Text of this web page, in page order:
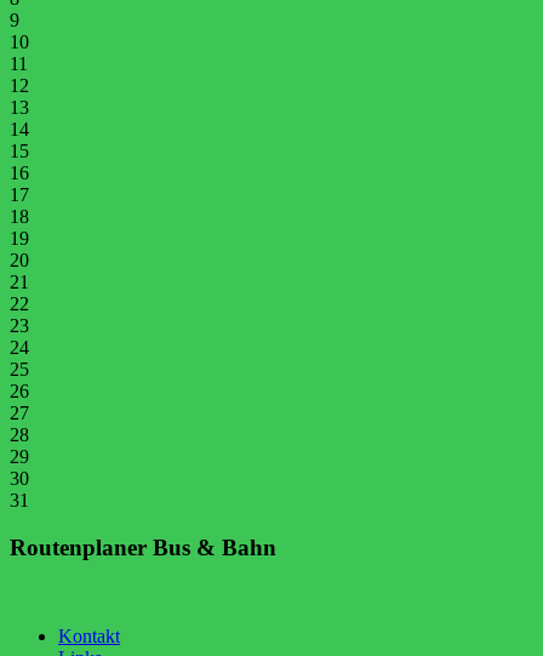
9
10
11
12
13
14
15
16
17
18
19
20
21
22
23
24
25
26
27
28
29
30
31
Routenplaner Bus & Bahn
Kontakt